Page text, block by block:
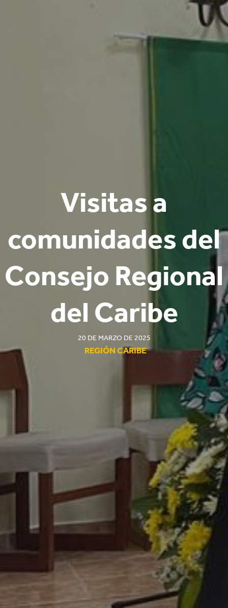
Visitas a
comunidades del
Consejo Regional
del Caribe
20 DE MARZO DE 2025
REGIÓN CARIBE